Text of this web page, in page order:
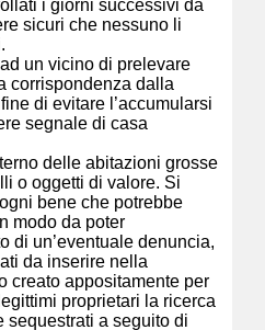
i giorni successivi da
sicuri che nessuno li
un vicino di prelevare
corrispondenza dalla
di evitare l’accumularsi
segnale di casa
delle abitazioni grosse
o oggetti di valore. Si
bene che potrebbe
modo da poter
di un’eventuale denuncia,
da inserire nella
creato appositamente per
proprietari la ricerca
sequestrati a seguito di